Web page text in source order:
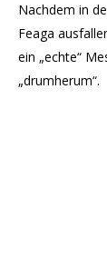
Nachdem in
Feaga
ein „echte“
„drumherum“.